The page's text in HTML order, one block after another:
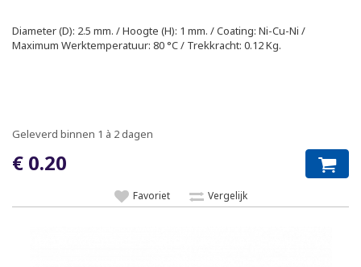
Diameter (D): 2.5 mm. / Hoogte (H): 1 mm. / Coating: Ni-Cu-Ni /
Maximum Werktemperatuur: 80 °C / Trekkracht: 0.12 Kg.
Geleverd binnen 1 à 2 dagen
€ 0.20
Favoriet Vergelijk